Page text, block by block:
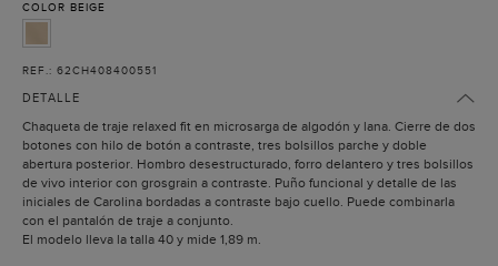
COLOR BEIGE
REF.: 62CH408400551
DETALLE
Chaqueta de traje relaxed fit en microsarga de algodón y lana. Cierre de dos
botones con hilo de botón a contraste, tres bolsillos parche y doble
abertura posterior. Hombro desestructurado, forro delantero y tres bolsillos
de vivo interior con grosgrain a contraste. Puño funcional y detalle de las
iniciales de Carolina bordadas a contraste bajo cuello. Puede combinarla
con el pantalón de traje a conjunto.
El modelo lleva la talla 40 y mide 1,89 m.